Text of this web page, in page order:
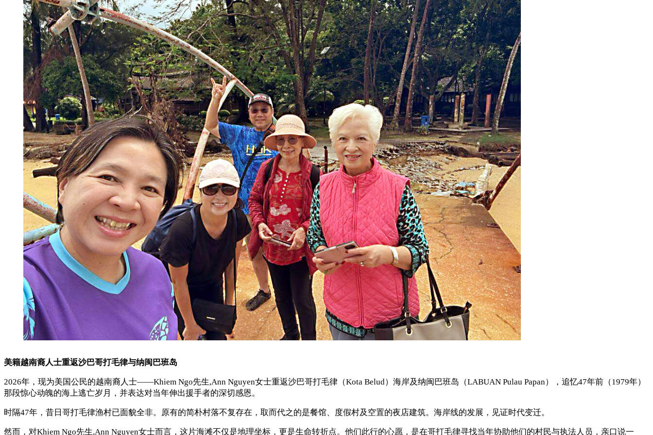
美籍越南裔人士重返沙巴哥打毛律与纳闽巴班岛
2026年，现为美国公民的越南裔人士——Khiem Ngo先生,Ann Nguyen女士重返沙巴哥打毛律（Kota Belud）海岸及纳闽巴班岛（LABUAN Pulau Papan），追忆47年前（1979年）
那段惊心动魄的海上逃亡岁月，并表达对当年伸出援手者的深切感恩。
时隔47年，昔日哥打毛律渔村已面貌全非。原有的简朴村落不复存在，取而代之的是餐馆、度假村及空置的夜店建筑。海岸线的发展，见证时代变迁。
然而，对Khiem Ngo先生,Ann Nguyen女士而言，这片海滩不仅是地理坐标，更是生命转折点。他们此行的心愿，是在哥打毛律寻找当年协助他们的村民与执法人员，亲口说一